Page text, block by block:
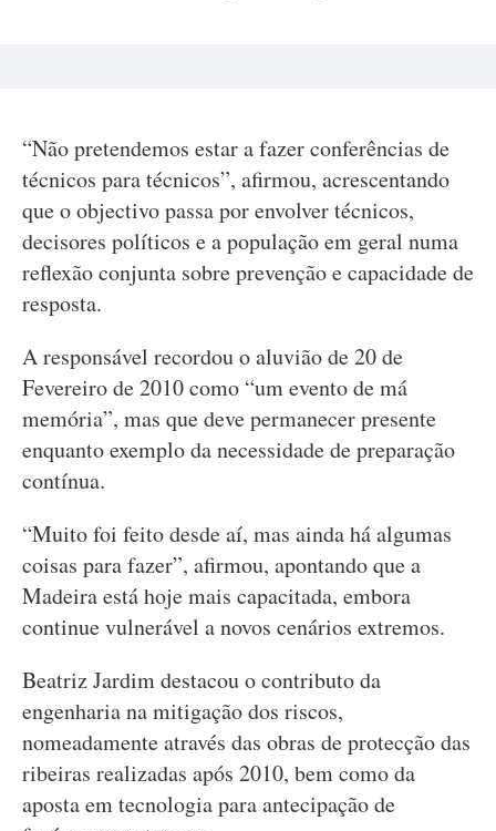
“Não pretendemos estar a fazer conferências de
técnicos para técnicos”, afirmou, acrescentando
que o objectivo passa por envolver técnicos,
decisores políticos e a população em geral numa
reflexão conjunta sobre prevenção e capacidade de
resposta.
A responsável recordou o aluvião de 20 de
Fevereiro de 2010 como “um evento de má
memória”, mas que deve permanecer presente
enquanto exemplo da necessidade de preparação
contínua.
“Muito foi feito desde aí, mas ainda há algumas
coisas para fazer”, afirmou, apontando que a
Madeira está hoje mais capacitada, embora
continue vulnerável a novos cenários extremos.
Beatriz Jardim destacou o contributo da
engenharia na mitigação dos riscos,
nomeadamente através das obras de protecção das
ribeiras realizadas após 2010, bem como da
aposta em tecnologia para antecipação de